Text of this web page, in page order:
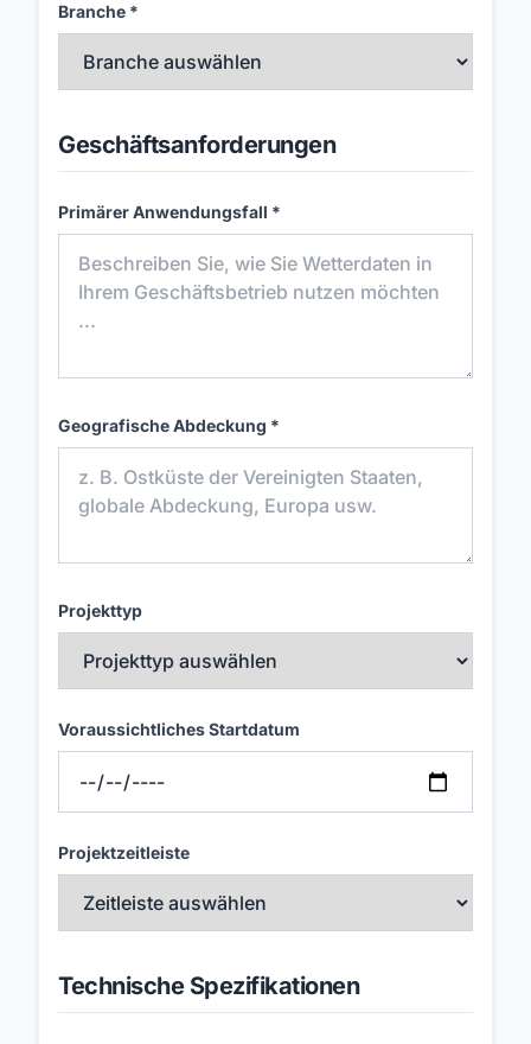
Branche *
Geschäftsanforderungen
Primärer Anwendungsfall *
Geografische Abdeckung *
Projekttyp
Voraussichtliches Startdatum
Projektzeitleiste
Technische Spezifikationen